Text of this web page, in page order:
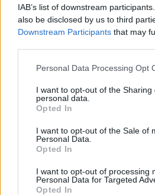
IAB’s list of downstream
also be disclosed by us to third
Downstream Participants that may
Personal Data Processing Opt
I want to opt-out of the Sharing
personal data.
Opted In
I want to opt-out of the Sale of
Personal Data.
Opted In
I want to opt-out of processing
Personal Data for Targeted
Opted In
(206ψηφοφορίες,